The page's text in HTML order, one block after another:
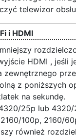
telewizor
i HDMI
HDMI , jeśli
zewnętrznego
z poniższych
na sekundę.
25p lub 4320/
100p, 2160/
również